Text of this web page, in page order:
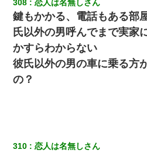
ナンパにほいほい付いていった私、
兄の新しい嫁がやらかしすぎて辛い
の幼稚園に来る
夫に癌の余命宣告。その闘病中に長
の甲を踏みつけられて…
308 恋人は名無しさん
鍵もかかる、電話もある部
氏以外の男呼んでまで実家
かすらわからない
彼氏以外の男の車に乗る方
の？
310 恋人は名無しさん